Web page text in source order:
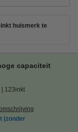
huismerk te
capaciteit
123inkt
(zonder